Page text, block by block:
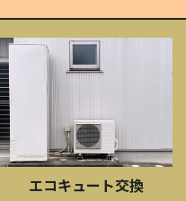
エコキュート交換